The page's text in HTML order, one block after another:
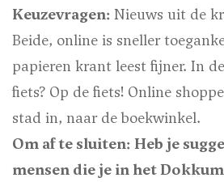
Keuzevragen: Nieuws uit de
Beide, online is sneller
papieren krant leest fijner. In
fiets? Op de fiets! Online
stad in, naar de boekwinkel.
Om af te sluiten: Heb je
mensen die je in het